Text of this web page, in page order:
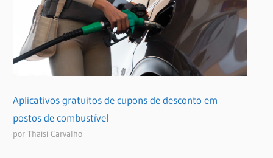
Aplicativos gratuitos de cupons de desconto em
postos de combustível
por Thaisi Carvalho